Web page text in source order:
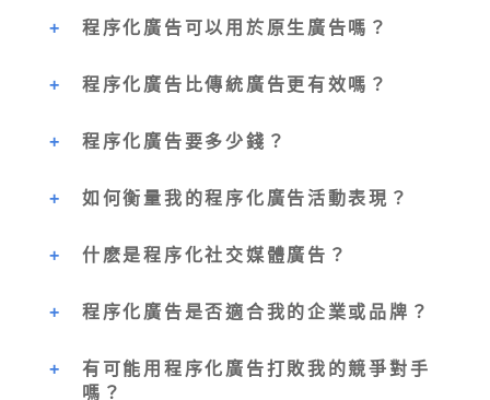
程序化廣告可以用於原生廣告嗎？
程序化廣告比傳統廣告更有效嗎？
程序化廣告要多少錢？
如何衡量我的程序化廣告活動表現？
什麽是程序化社交媒體廣告？
程序化廣告是否適合我的企業或品牌？
有可能用程序化廣告打敗我的競爭對手
嗎？